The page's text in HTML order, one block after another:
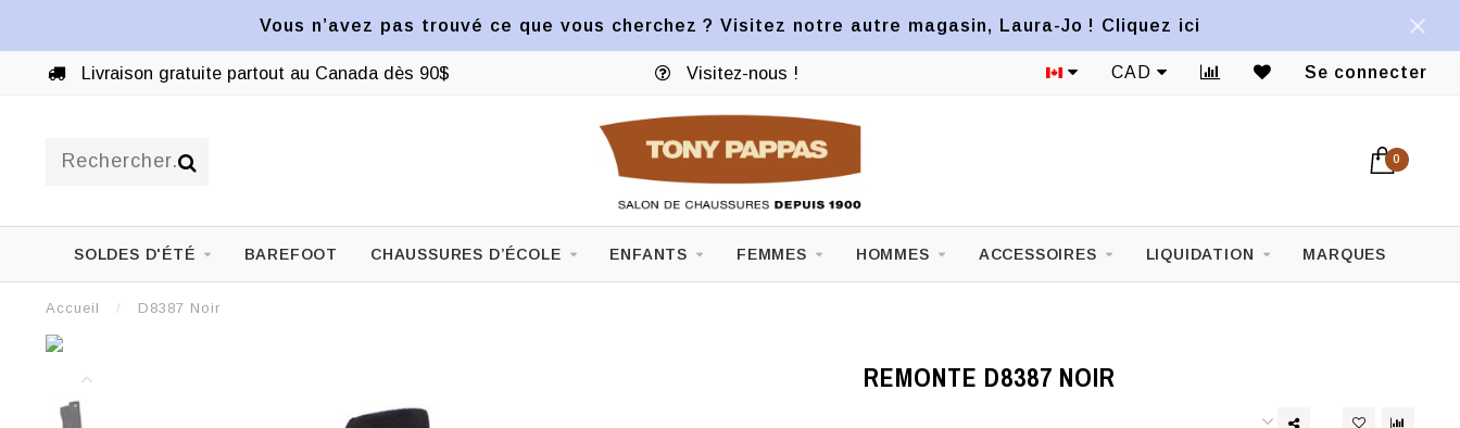
Vous n’avez pas trouvé ce que vous cherchez ? Visitez notre autre magasin, Laura-Jo ! Cliquez ici
Livraison gratuite partout au Canada dès 90$ Visitez-nous ! CAD Se connecter
0
SOLDES D'ÉTÉ BAREFOOT CHAUSSURES D’ÉCOLE ENFANTS FEMMES HOMMES ACCESSOIRES LIQUIDATION MARQUES
Accueil / D8387 Noir
REMONTE D8387 NOIR